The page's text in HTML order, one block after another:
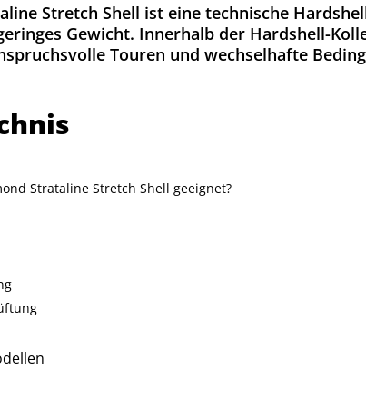
Stretch Shell ist eine technische
Gewicht. Innerhalb der Hardshell-
Touren und wechselhafte
Strataline Stretch Shell geeignet?